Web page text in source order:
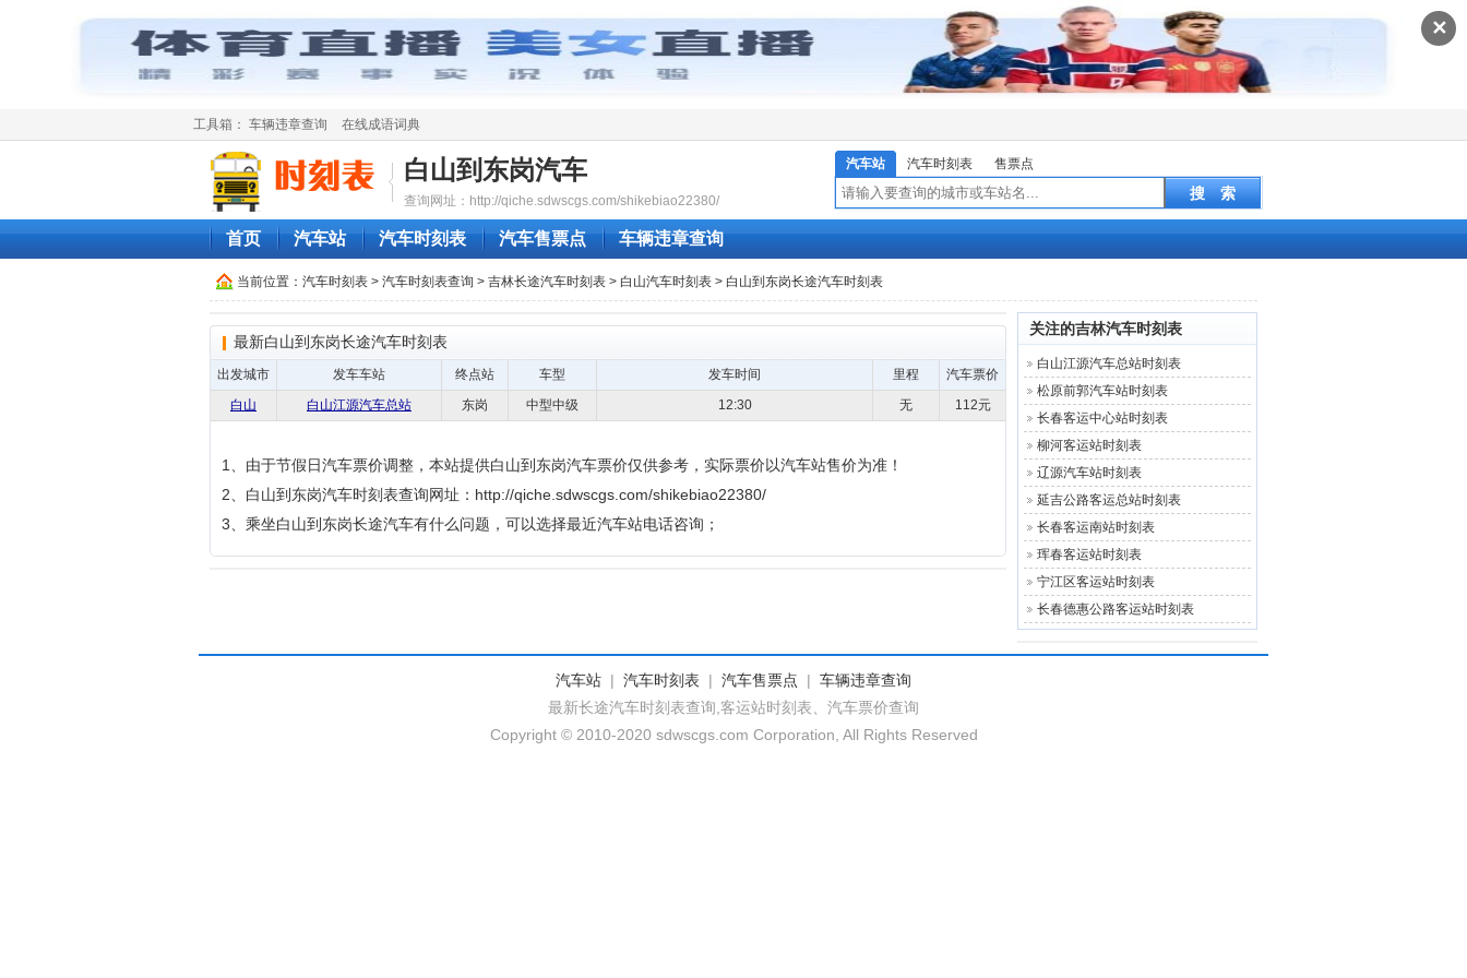
✕
工具箱： 车辆违章查询 在线成语词典
白山到东岗汽车
查询网址：http://qiche.sdwscgs.com/shikebiao22380/
汽车站 汽车时刻表 售票点
首页 汽车站 汽车时刻表 汽车售票点 车辆违章查询
当前位置： 汽车时刻表 > 汽车时刻表查询 > 吉林长途汽车时刻表 > 白山汽车时刻表 > 白山到东岗长途汽车时刻表
最新白山到东岗长途汽车时刻表
出发城市 发车车站 终点站 车型 发车时间 里程
汽车票价
白山
白山江源汽车总站 东岗 中型中级 12:30 无 112元
1、由于节假日汽车票价调整，本站提供白山到东岗汽车票价仅供参考，实际票价以汽车站售价为准！
2、白山到东岗汽车时刻表查询网址：http://qiche.sdwscgs.com/shikebiao22380/
3、乘坐白山到东岗长途汽车有什么问题，可以选择最近汽车站电话咨询；
关注的吉林汽车时刻表
白山江源汽车总站时刻表
松原前郭汽车站时刻表
长春客运中心站时刻表
柳河客运站时刻表
辽源汽车站时刻表
延吉公路客运总站‎时刻表
长春客运南站时刻表
珲春客运站时刻表
宁江区客运站时刻表
长春德惠公路客运站时刻表
汽车站 | 汽车时刻表 | 汽车售票点 | 车辆违章查询
最新长途汽车时刻表查询,客运站时刻表、汽车票价查询
Copyright © 2010-2020 sdwscgs.com Corporation, All Rights Reserved